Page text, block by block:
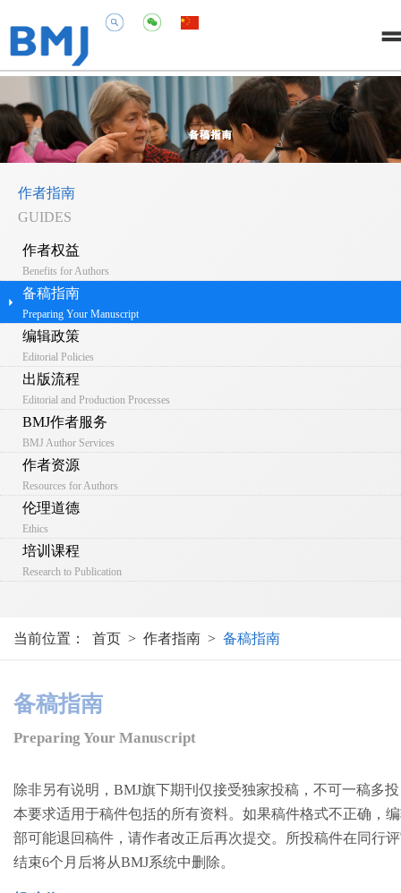
作者指南
GUIDES
作者权益
Benefits for Authors
备稿指南
Preparing Your Manuscript
编辑政策
Editorial Policies
出版流程
Editorial and Production Processes
BMJ作者服务
BMJ Author Services
作者资源
Resources for Authors
伦理道德
Ethics
培训课程
Research to Publication
当前位置： 首页 > 作者指南 > 备稿指南
备稿指南
Preparing Your Manuscript
除非另有说明，BMJ旗下期刊仅接受独家投稿，不可一稿多
本要求适用于稿件包括的所有资料。如果稿件格式不正确，
部可能退回稿件，请作者改正后再次提交。所投稿件在同行
结束6个月后将从BMJ系统中删除。